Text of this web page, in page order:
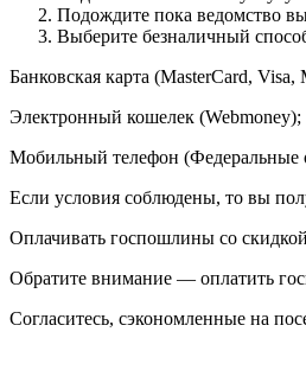
Подождите пока ведомство
Выберите безналичный
Банковская карта (MasterСard,
Электронный кошелек (Webmoney);
Мобильный телефон (Федеральные
Если условия соблюдены, то вы
Оплачивать госпошлины со
Обратите внимание — оплатить
Согласитесь, сэкономленные на